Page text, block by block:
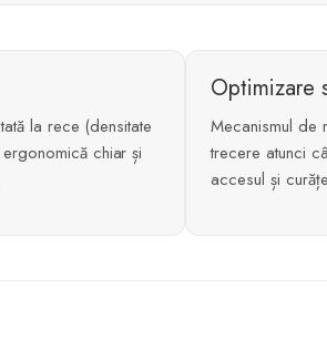
la rece (densitate
chiar și
Optimizare
Mecanismul de
trecere atunci
accesul și